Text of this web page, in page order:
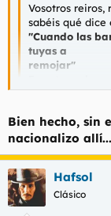
Vosotros reiros,
sabéis qué dice
"Cuando las
tuyas a
remojar"
En esta onda
que
que el
candidato de
lubricante:
Bien hecho, sin
nacionalizo
Hafsol
Clásico